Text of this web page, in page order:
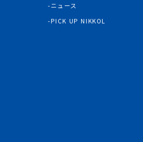
ニュース
PICK UP NIKKOL